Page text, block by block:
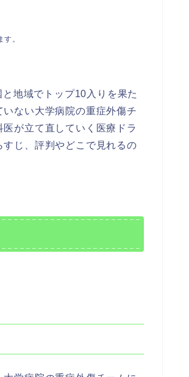
。
地域でトップ10入りを果た
ない大学病院の重症外傷チ
が立て直していく医療ドラ
じ、評判やどこで見れるの